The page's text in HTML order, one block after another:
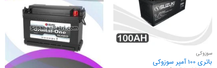
سوزوکی
باتری 100 آمپر سوزوکی